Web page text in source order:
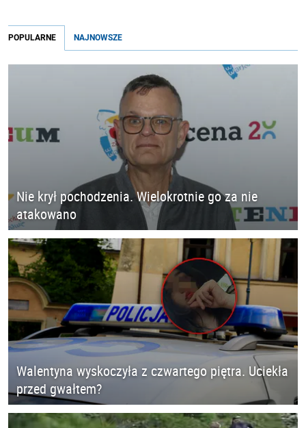
POPULARNE NAJNOWSZE
Nie krył pochodzenia. Wielokrotnie go za nie
atakowano
Walentyna wyskoczyła z czwartego piętra. Uciekła
przed gwałtem?